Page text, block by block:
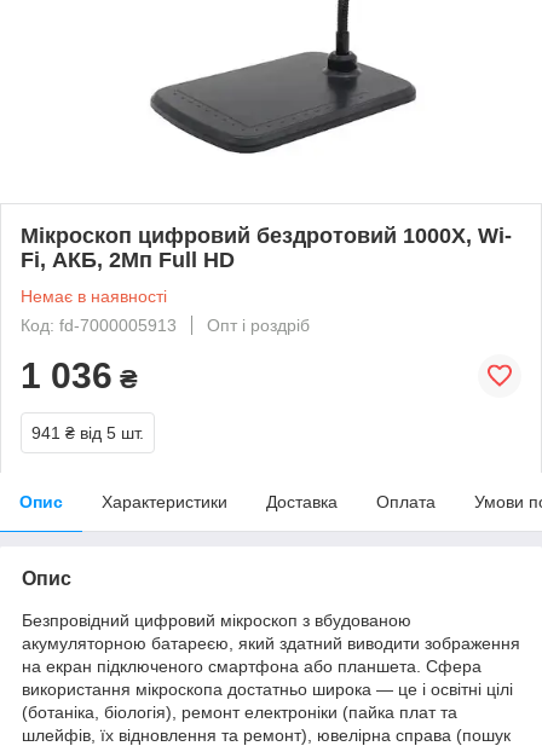
Мікроскоп цифровий бездротовий 1000X, Wi-
Fi, АКБ, 2Мп Full HD
Немає в наявності
Код: fd-7000005913
Опт і роздріб
1 036 ₴
941 ₴ від 5 шт.
Опис Характеристики Доставка Оплата Умови
Опис
Безпровідний цифровий мікроскоп з вбудованою
акумуляторною батареєю, який здатний виводити зображення
на екран підключеного смартфона або планшета. Сфера
використання мікроскопа достатньо широка — це і освітні цілі
(ботаніка, біологія), ремонт електроніки (пайка плат та
шлейфів, їх відновлення та ремонт), ювелірна справа (пошук